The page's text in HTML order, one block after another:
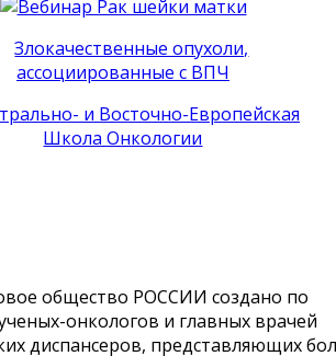
общество РОССИИ создано по
онкологов и главных врачей
диспансеров, представляющих